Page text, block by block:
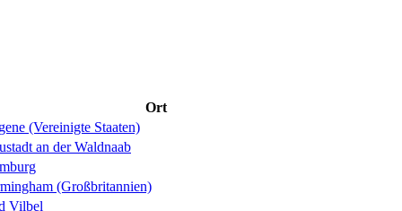
Ort
(Vereinigte Staaten)
an der Waldnaab
(Großbritannien)
Vilbel